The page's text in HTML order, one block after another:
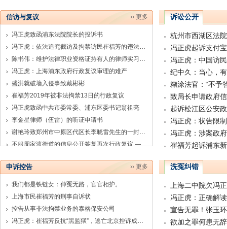
信访与复议 ›› 更多
冯正虎致函浦东法院院长的投诉书
冯正虎：依法追究截访及拘禁访民崔福芳的违法行政
陈书伟：维护法律职业资格证持有人的律师实习权利
冯正虎：上海浦东政府行政复议审理的难产
盛洪就破墙入侵事致戴彬彬
崔福芳2019年被非法拘禁13日的行政复议
冯正虎致函中共市委常委、浦东区委书记翁祖亮
李金星律师（伍雷）的听证申请书
谢艳玲致郑州市中原区代区长李晓雷先生的一封紧急公开信
不服周家渡街道的信息公开答复再次行政复议 ——崔福芳被非法拘禁的诉讼系列之二十二
诉讼公开
杭州市西湖区法
冯正虎起诉支付
冯正虎：中国访
纪中久：当心，
糊涂法官：“不予
致局长申请政府
起诉松江区公安
冯正虎：状告限
冯正虎：涉案政
申诉控告 ›› 更多
我们都是铁链女：伸冤无路，官官相护。
上海市民崔福芳的刑事自诉状
控告从事非法拘禁业务的泰格保安公司
冯正虎：崔福芳反抗“黑监狱”，逃亡北京控诉成功，现在正在回沪的路途中
洗冤纠错
上海二中院欠冯
冯正虎：正确解
宣告无罪！张玉
欲加之罪何患无辞